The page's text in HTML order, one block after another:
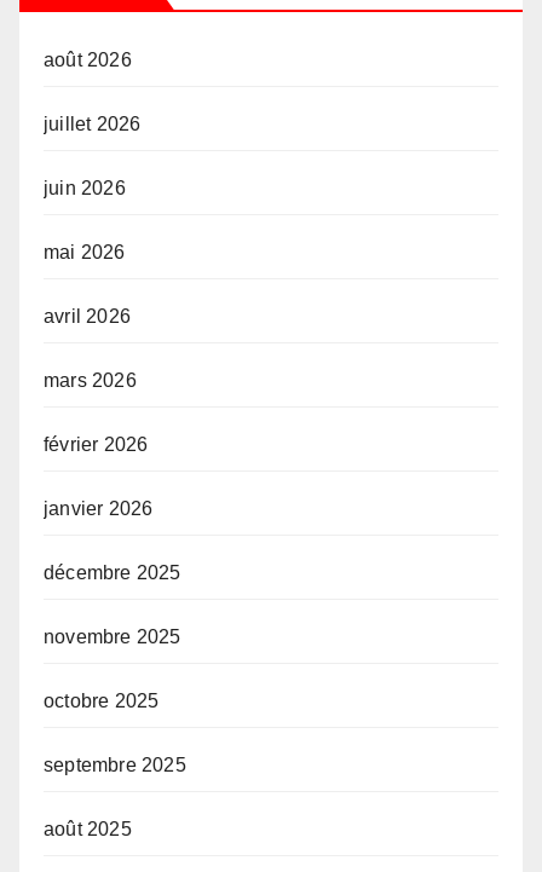
août 2026
juillet 2026
juin 2026
mai 2026
avril 2026
mars 2026
février 2026
janvier 2026
décembre 2025
novembre 2025
octobre 2025
septembre 2025
août 2025